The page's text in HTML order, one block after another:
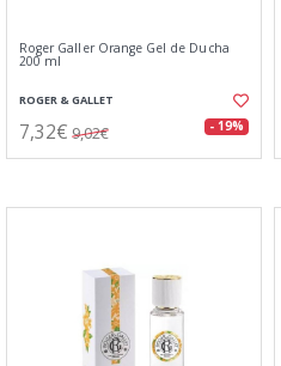
Roger Galler Orange Gel de Ducha
200 ml
ROGER & GALLET
7,32€ 9,02€ - 19%